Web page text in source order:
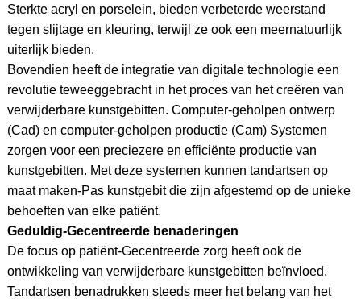
Sterkte acryl en porselein, bieden verbeterde weerstand
tegen slijtage en kleuring, terwijl ze ook een meernatuurlijk
uiterlijk bieden.
Bovendien heeft de integratie van digitale technologie een
revolutie teweeggebracht in het proces van het creëren van
verwijderbare kunstgebitten. Computer-geholpen ontwerp
(Cad) en computer-geholpen productie (Cam) Systemen
zorgen voor een preciezere en efficiënte productie van
kunstgebitten. Met deze systemen kunnen tandartsen op
maat maken-Pas kunstgebit die zijn afgestemd op de unieke
behoeften van elke patiënt.
Geduldig-Gecentreerde benaderingen
De focus op patiënt-Gecentreerde zorg heeft ook de
ontwikkeling van verwijderbare kunstgebitten beïnvloed.
Tandartsen benadrukken steeds meer het belang van het